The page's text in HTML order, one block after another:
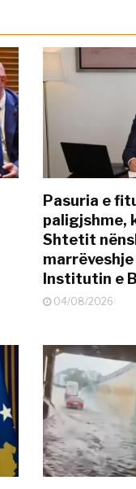
Pasuria e
paligjshme,
Shtetit
Institutin e
04/08/2026